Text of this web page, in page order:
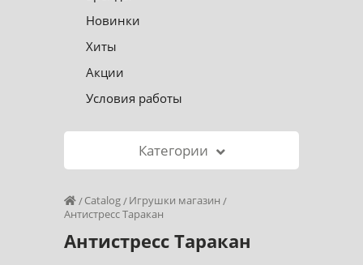
Новинки
Хиты
Акции
Условия работы
Категории
Catalog
Игрушки магазин
Антистресс Таракан
Антистресс Таракан